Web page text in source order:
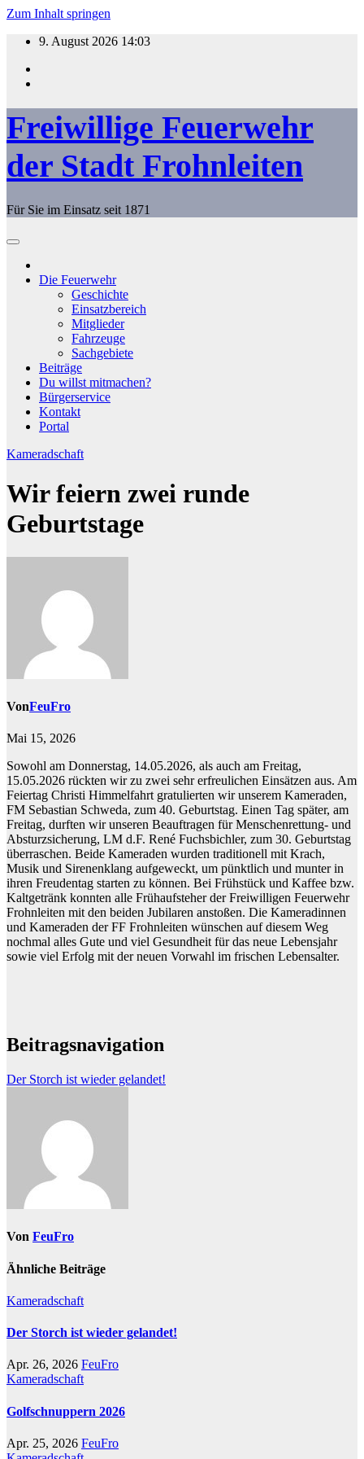
Zum Inhalt springen
9. August 2026 14:03
Freiwillige Feuerwehr
der Stadt Frohnleiten
Für Sie im Einsatz seit 1871
Die Feuerwehr
Geschichte
Einsatzbereich
Mitglieder
Fahrzeuge
Sachgebiete
Beiträge
Du willst mitmachen?
Bürgerservice
Kontakt
Portal
Kameradschaft
Wir feiern zwei runde
Geburtstage
VonFeuFro
Mai 15, 2026
Sowohl am Donnerstag, 14.05.2026, als auch am Freitag,
15.05.2026 rückten wir zu zwei sehr erfreulichen Einsätzen aus. Am
Feiertag Christi Himmelfahrt gratulierten wir unserem Kameraden,
FM Sebastian Schweda, zum 40. Geburtstag. Einen Tag später, am
Freitag, durften wir unseren Beauftragen für Menschenrettung- und
Absturzsicherung, LM d.F. René Fuchsbichler, zum 30. Geburtstag
überraschen. Beide Kameraden wurden traditionell mit Krach,
Musik und Sirenenklang aufgeweckt, um pünktlich und munter in
ihren Freudentag starten zu können. Bei Frühstück und Kaffee bzw.
Kaltgetränk konnten alle Frühaufsteher der Freiwilligen Feuerwehr
Frohnleiten mit den beiden Jubilaren anstoßen. Die Kameradinnen
und Kameraden der FF Frohnleiten wünschen auf diesem Weg
nochmal alles Gute und viel Gesundheit für das neue Lebensjahr
sowie viel Erfolg mit der neuen Vorwahl im frischen Lebensalter.
Beitragsnavigation
Der Storch ist wieder gelandet!
Von FeuFro
Ähnliche Beiträge
Kameradschaft
Der Storch ist wieder gelandet!
Apr. 26, 2026 FeuFro
Kameradschaft
Golfschnuppern 2026
Apr. 25, 2026 FeuFro